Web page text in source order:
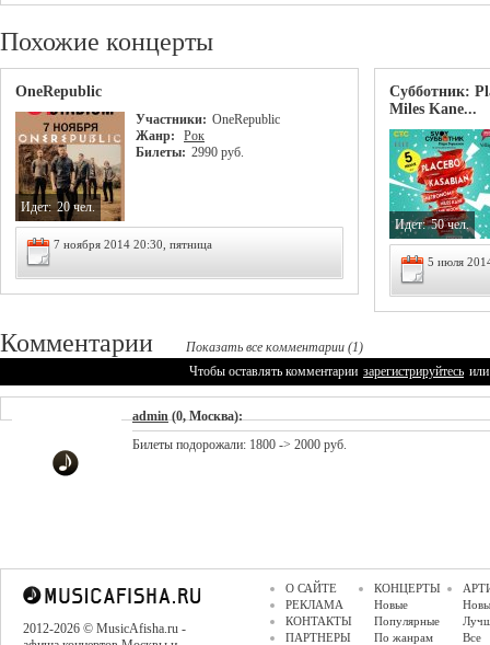
Похожие концерты
OneRepublic
Участники: OneRepublic
Жанр:
Рок
Билеты: 2990 руб.
Идет: 20 чел.
7 ноября 2014 20:30, пятница
Субботник:
Miles Kane...
Идет: 50 чел.
5 июля
Комментарии
Показать все комментарии (1)
Чтобы оставлять комментарии зарегистрируйтесь или
admin (0, Москва):
Билеты подорожали: 1800 -> 2000 руб.
2012-2026 © MusicAfisha.ru -
О САЙТЕ
РЕКЛАМА
КОНТАКТЫ
ПАРТНЕРЫ
КОНЦЕРТЫ
Новые
Популярные
По жанрам
Все